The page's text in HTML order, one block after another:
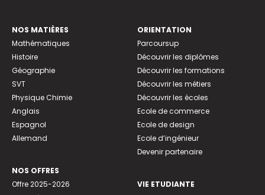
NOS MATIÈRES
Mathématiques
Histoire
Géographie
SVT
Physique Chimie
Anglais
Espagnol
Allemand
NOS OFFRES
Offre 2025-2026
ORIENTATION
Parcoursup
Découvrir les diplômes
Découvrir les formations
Découvrir les métiers
Découvrir les écoles
Ecole de commerce
Ecole de design
Ecole d’ingénieur
Devenir partenaire
VIE ETUDIANTE